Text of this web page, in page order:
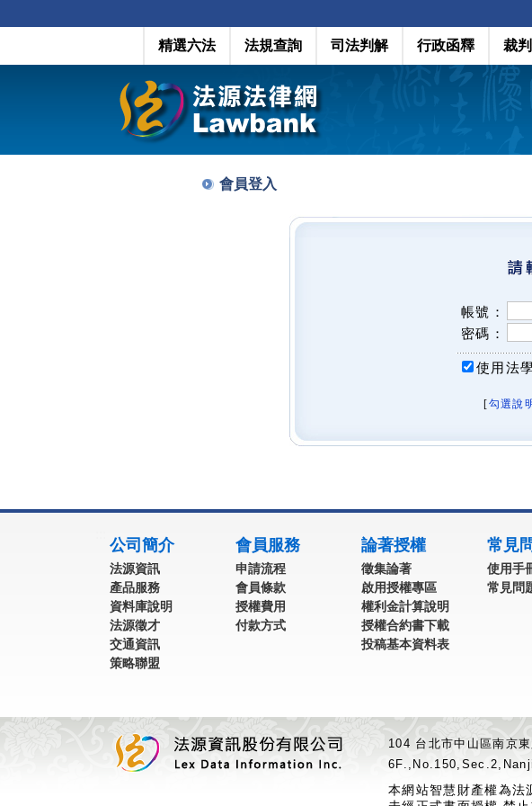
精選六法 法規查詢 司法判解 行政函釋 裁
會員登入
帳號：
密碼：
使用法
[勾選說
公司簡介
法源資訊
產品服務
資料庫說明
法源徵才
交通資訊
策略聯盟
會員服務
申請流程
會員條款
授權費用
付款方式
論著授權
徵集論著
啟用授權專區
權利金計算說明
授權合約書下載
投稿基本資料表
常見
使用手
常見問
104 台北市中山區南京
本網站智慧財產權為法